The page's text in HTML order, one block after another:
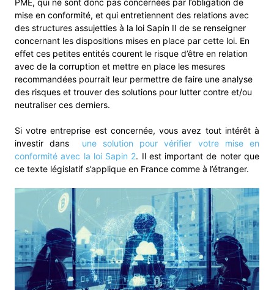
PME, qui ne sont donc pas concernées par l’obligation de
mise en conformité, et qui entretiennent des relations avec
des structures assujetties à la loi Sapin II de se renseigner
concernant les dispositions mises en place par cette loi. En
effet ces petites entités courent le risque d’être en relation
avec de la corruption et mettre en place les mesures
recommandées pourrait leur permettre de faire une analyse
des risques et trouver des solutions pour lutter contre et/ou
neutraliser ces derniers.
Si votre entreprise est concernée, vous avez tout intérêt à
investir dans une solution pour vérifier votre mise en
conformité avec la loi Sapin 2. Il est important de noter que
ce texte législatif s’applique en France comme à l’étranger.